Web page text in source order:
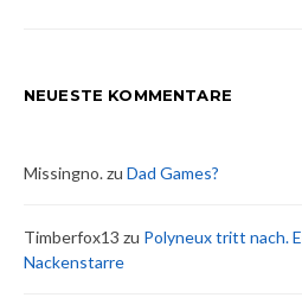
NEUESTE KOMMENTARE
Missingno.zu Dad Games?
Timberfox13 zu Polyneux tritt nach.
Nackenstarre